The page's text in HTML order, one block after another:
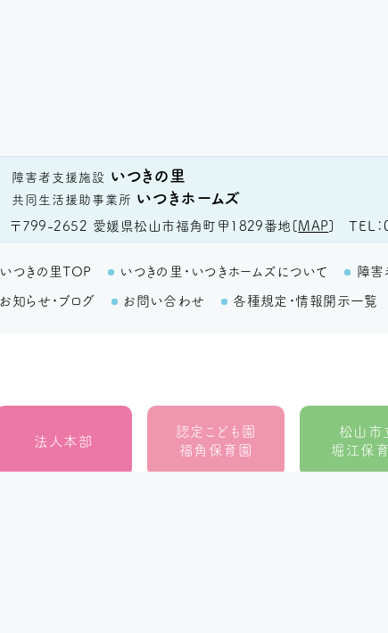
障害者支援施設 いつきの里
共同生活援助事業所 いつきホームズ
〒799-2652 愛媛県松山市福角町甲1829番地 [ MAP ] TEL
いつきの里TOP いつきの里・いつきホームズについて 障害
お知らせ・ブログ お問い合わせ 各種規定・情報開示一覧
法人本部
認定こども園
福角保育園
松山市
堀江保